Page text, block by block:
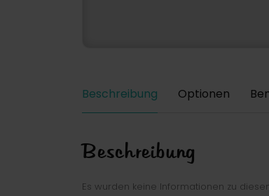
Beschreibung Optionen
Beschreibung
Es wurden keine Informationen zu